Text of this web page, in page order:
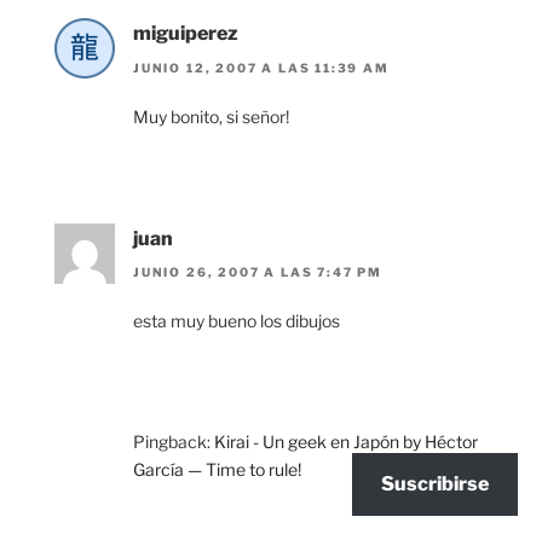
miguiperez
JUNIO 12, 2007 A LAS 11:39 AM
Muy bonito, si señor!
juan
JUNIO 26, 2007 A LAS 7:47 PM
esta muy bueno los dibujos
Pingback: Kirai - Un geek en Japón by Héctor
García — Time to rule!
Suscribirse